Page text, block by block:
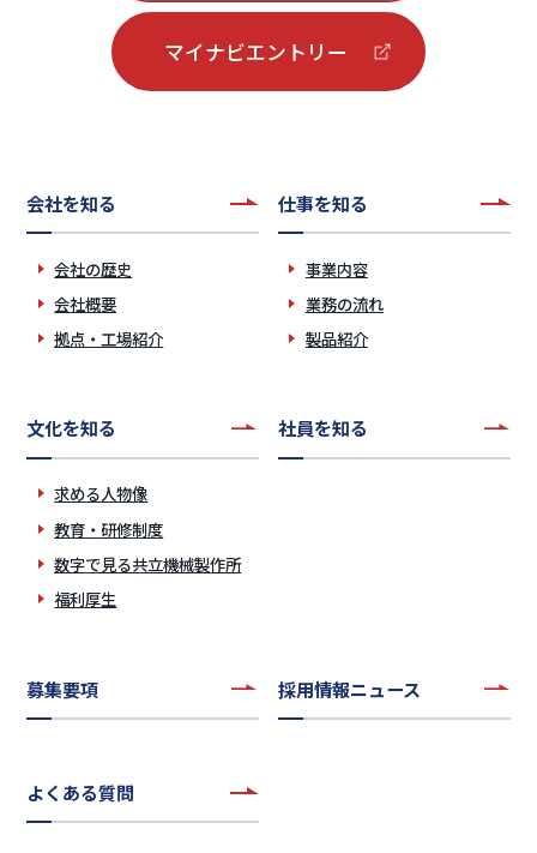
マイナビエントリー
会社を知る
会社の歴史
会社概要
拠点・工場紹介
仕事を知る
事業内容
業務の流れ
製品紹介
文化を知る
求める人物像
教育・研修制度
数字で見る共立機械製作所
福利厚生
社員を知る
募集要項 採用情報ニュース
よくある質問